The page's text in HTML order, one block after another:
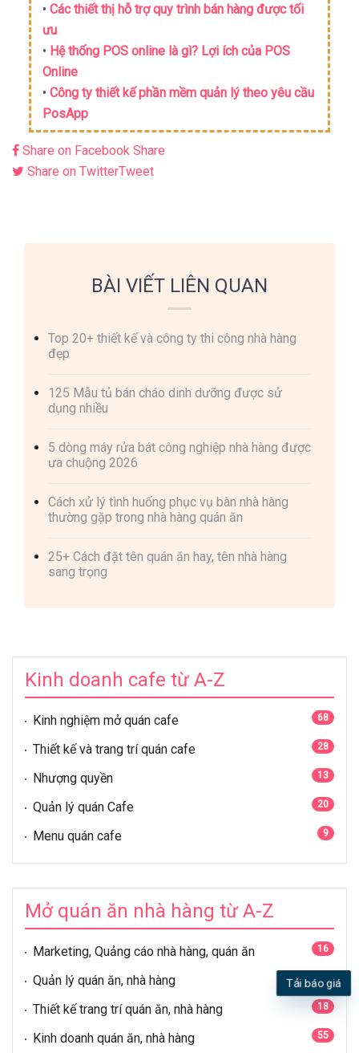
•Các thiết thị hỗ trợ quy trình bán hàng được tối
ưu
• Hệ thống POS online là gì? Lợi ích của POS
Online
•Công ty thiết kế phần mềm quản lý theo yêu cầu
PosApp
Share on Facebook Share
Share on TwitterTweet
BÀI VIẾT LIÊN QUAN
Top 20+ thiết kế và công ty thi công nhà hàng
đẹp
125 Mẫu tủ bán cháo dinh dưỡng được sử
dụng nhiều
5 dòng máy rửa bát công nghiệp nhà hàng được
ưa chuộng 2026
Cách xử lý tình huống phục vụ bàn nhà hàng
thường gặp trong nhà hàng quán ăn
25+ Cách đặt tên quán ăn hay, tên nhà hàng
sang trọng
Kinh doanh cafe từ A-Z
Kinh nghiệm mở quán cafe 68
Thiết kế và trang trí quán cafe 28
Nhượng quyền 13
Quản lý quán Cafe 20
Menu quán cafe 9
Mở quán ăn nhà hàng từ A-Z
Marketing, Quảng cáo nhà hàng, quán ăn 16
Quản lý quán ăn, nhà hàng
Thiết kế trang trí quán ăn, nhà hàng 18
Kinh doanh quán ăn, nhà hàng 55
Tải báo giá